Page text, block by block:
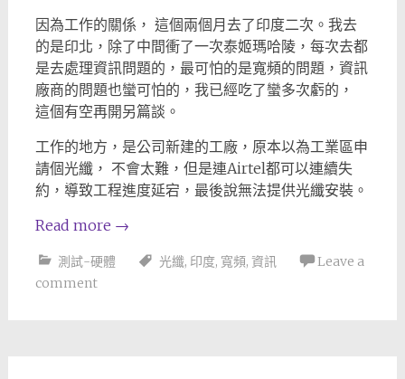
因為工作的關係， 這個兩個月去了印度二次。我去
的是印北，除了中間衝了一次泰姬瑪哈陵，每次去都
是去處理資訊問題的，最可怕的是寬頻的問題，資訊
廠商的問題也蠻可怕的，我已經吃了蠻多次虧的，
這個有空再開另篇談。
工作的地方，是公司新建的工廠，原本以為工業區申
請個光纖， 不會太難，但是連Airtel都可以連續失
約，導致工程進度延宕，最後說無法提供光纖安裝。
Read more →
測試-硬體 光纖, 印度, 寬頻, 資訊
Leave a
comment